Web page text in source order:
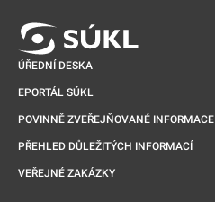
ÚŘEDNÍ DESKA
EPORTÁL SÚKL
POVINNĚ ZVEŘEJŇOVANÉ INFORMACE
PŘEHLED DŮLEŽITÝCH INFORMACÍ
VEŘEJNÉ ZAKÁZKY